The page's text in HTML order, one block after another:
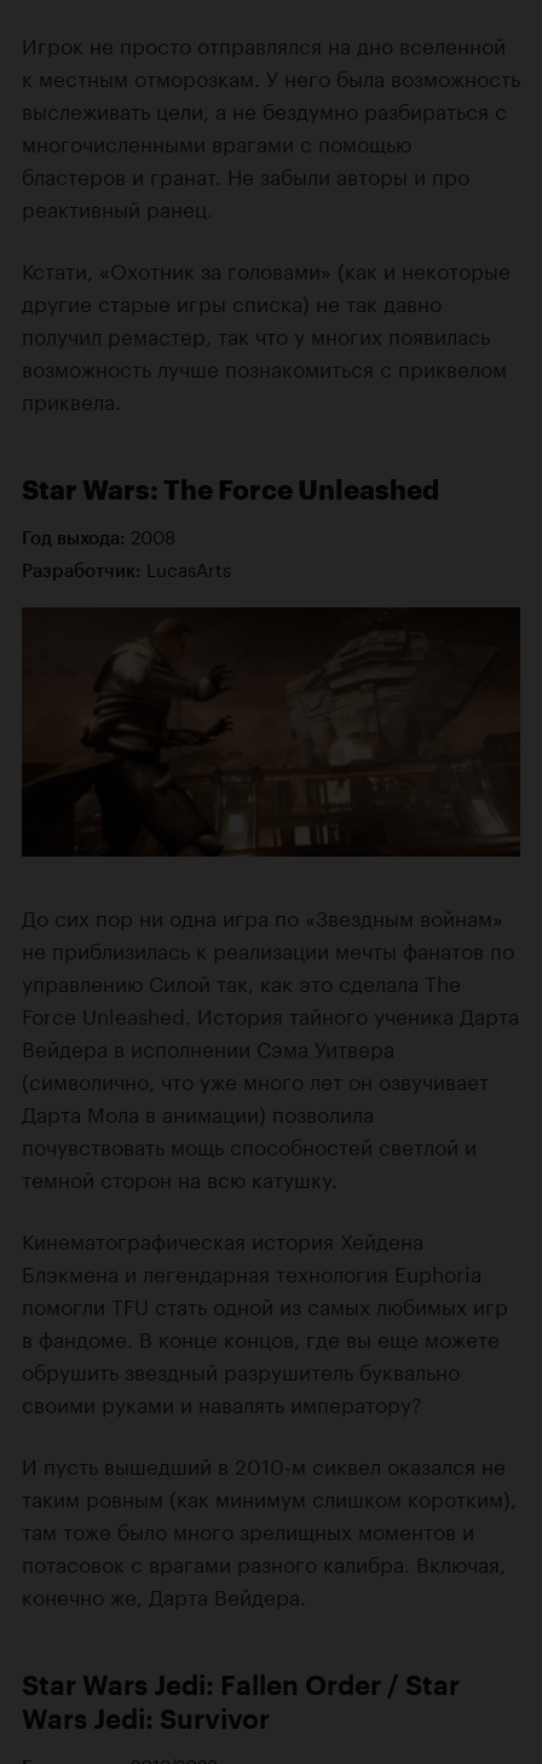
Игрок не просто отправлялся на дно вселенной
к местным отморозкам. У него была возможность
выслеживать цели, а не бездумно разбираться с
многочисленными врагами с помощью
бластеров и гранат. Не забыли авторы и про
реактивный ранец.
Кстати, «Охотник за головами» (как и некоторые
другие старые игры списка) не так давно
получил ремастер , так что у многих появилась
возможность лучше познакомиться с приквелом
приквела.
Star Wars: The Force Unleashed
Год выхода: 2008
Разработчик: LucasArts
До сих пор ни одна игра по «Звездным войнам»
не приблизилась к реализации мечты фанатов по
управлению Силой так, как это сделала The
Force Unleashed. История тайного ученика Дарта
Вейдера в исполнении Сэма Уитвера
(символично, что уже много лет он озвучивает
Дарта Мола в анимации) позволила
почувствовать мощь способностей светлой и
темной сторон на всю катушку.
Кинематографическая история Хейдена
Блэкмена и легендарная технология Euphoria
помогли TFU стать одной из самых любимых игр
в фандоме. В конце концов, где вы еще можете
обрушить звездный разрушитель буквально
своими руками и навалять императору?
И пусть вышедший в 2010-м сиквел оказался не
таким ровным (как минимум слишком коротким),
там тоже было много зрелищных моментов и
потасовок с врагами разного калибра. Включая,
конечно же, Дарта Вейдера.
Star Wars Jedi: Fallen Order / Star
Wars Jedi: Survivor